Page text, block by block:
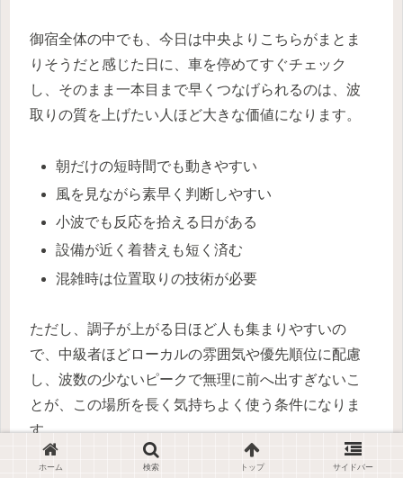
御宿全体の中でも、今日は中央よりこちらがまとま
りそうだと感じた日に、車を停めてすぐチェック
し、そのまま一本目まで早くつなげられるのは、波
取りの質を上げたい人ほど大きな価値になります。
朝だけの短時間でも動きやすい
風を見ながら素早く判断しやすい
小波でも反応を拾える日がある
設備が近く着替えも短く済む
混雑時は位置取りの技術が必要
ただし、調子が上がる日ほど人も集まりやすいの
で、中級者ほどローカルの雰囲気や優先順位に配慮
し、波数の少ないピークで無理に前へ出すぎないこ
とが、この場所を長く気持ちよく使う条件になりま
す。
ホーム 検索 トップ サイドバー